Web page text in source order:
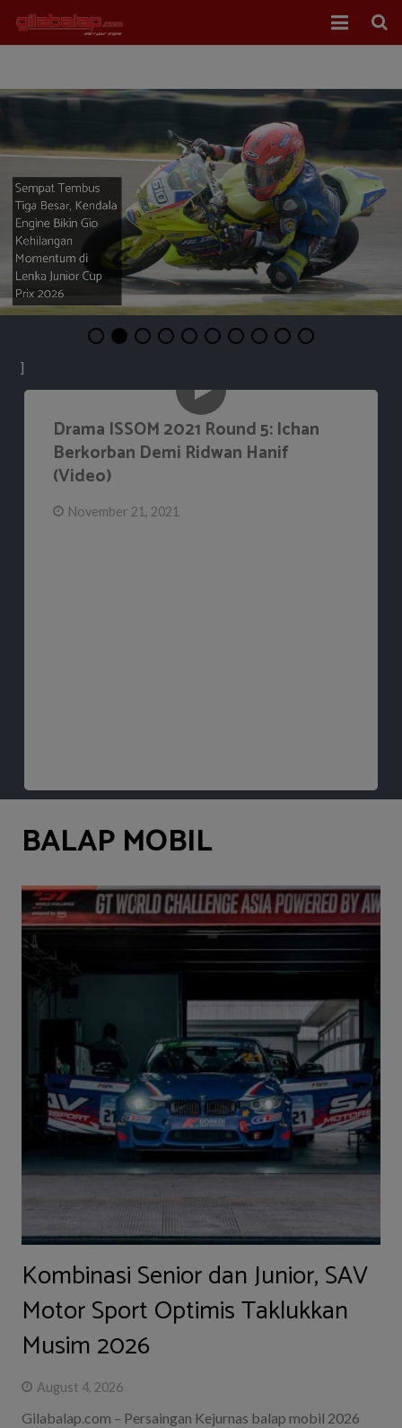
Balap Mobil
Balap Motor
About Us
Last Corner
Overtake!
Muhammad FA
Wibowo Kibarkan
Merah Putih di Italia
]
Drama ISSOM 2021 Round 5: Ichan
Berkorban Demi Ridwan Hanif
(Video)
November 21, 2021
BALAP MOBIL
Kombinasi Senior dan Junior, SAV
Motor Sport Optimis Taklukkan
Musim 2026
August 4, 2026
Gilabalap.com – Persaingan Kejurnas balap mobil 2026